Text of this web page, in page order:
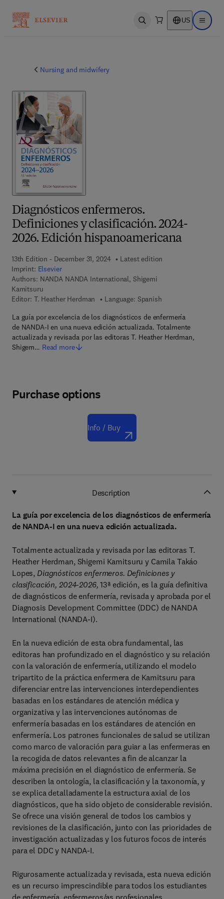
Open search US Open
Nursing and midwifery
Diagnósticos enfermeros.
Definiciones y clasificación. 2024-
2026. Edición hispanoamericana
13th Edition - December 31, 2024
Latest edition
Imprint: Elsevier
Authors: NANDA NANDA International, Shigemi
Kamitsuru
Editor: T. Heather Herdman
Language: Spanish
La guía por excelencia de los diagnósticos de enfermería
de NANDA-I en una nueva edición actualizada. Totalmente
actualizada y revisada por las editoras T. Heather Herdman,
Shigem… Read more
Purchase options
Info / Buy
Description
La guía por excelencia de los diagnósticos de enfermería
de NANDA-I en una nueva edición actualizada.
Totalmente actualizada y revisada por las editoras T.
Heather Herdman, Shigemi Kamitsuru y Camila Takáo
Lopes, Diagnósticos enfermeros. Definiciones y
clasificación, 2024-2026, 13ª edición, es la guía definitiva
de diagnósticos de enfermería, revisada y aprobada por el
Diagnosis Development Committee (DDC) de NANDA
International (NANDA-I).
En la nueva edición de esta obra fundamental, las
editoras han profundizado en el diagnóstico y su relación
con la valoración de enfermería, utilizando el modelo
tripartito de la práctica enfermera de Kamitsuru para
diferenciar entre las intervenciones interdependientes
basadas en los estándares de atención médica y
organizativa y las intervenciones autónomas de
enfermería basadas en los estándares de atención en
enfermería. Los patrones funcionales de salud se utilizan
como marco de valoración para guiar a las enfermeras en
la recogida de datos relevantes a fin de alcanzar la
máxima precisión en el diagnóstico de enfermería. Se
describen la ontología, la clasificación y la taxonomía, y
se explica detalladamente la estructura axial de los
diagnósticos, que ha sido objeto de considerable revisión.
Se ofrece una visión general de todos los cambios y
revisiones de la clasificación, junto con las prioridades de
investigación actualizadas y los futuros focos de interés
para el DDC y NANDA-I.
Rigurosamente actualizada y revisada, esta nueva edición
es un recurso imprescindible para todos los estudiantes
de enfermería, enfermeros/as profesionales,